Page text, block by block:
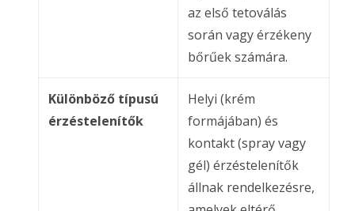
az első tetoválás
során vagy érzékeny
bőrűek számára.
Különböző típusú
érzéstelenítők
Helyi (krém
formájában) és
kontakt (spray vagy
gél) érzéstelenítők
állnak rendelkezésre,